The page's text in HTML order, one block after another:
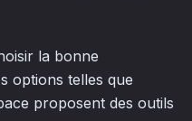
la bonne
options telles que
proposent des outils